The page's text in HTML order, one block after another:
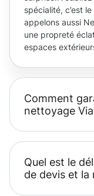
spécialité, c’est
appelons aussi
une propreté
espaces
Comment
nettoyage
Quel est le
de devis et la